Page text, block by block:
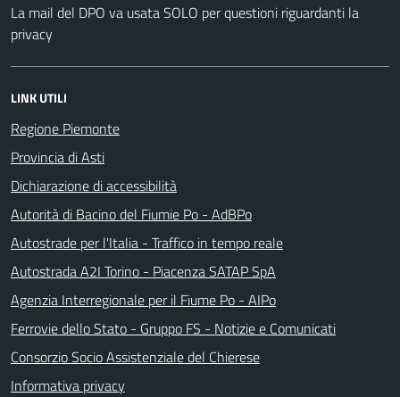
La mail del DPO va usata SOLO per questioni riguardanti la
privacy
LINK UTILI
Regione Piemonte
Provincia di Asti
Dichiarazione di accessibilità
Autorità di Bacino del Fiumie Po - AdBPo
Autostrade per l'Italia - Traffico in tempo reale
Autostrada A2I Torino - Piacenza SATAP SpA
Agenzia Interregionale per il Fiume Po - AIPo
Ferrovie dello Stato - Gruppo FS - Notizie e Comunicati
Consorzio Socio Assistenziale del Chierese
Informativa privacy